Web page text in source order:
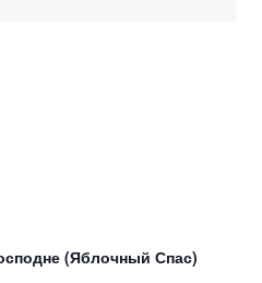
(Яблочный Спас)